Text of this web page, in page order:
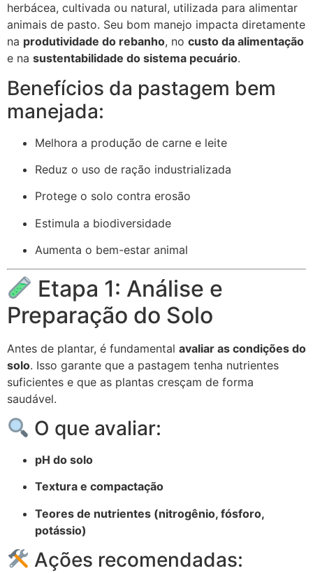
herbácea, cultivada ou natural, utilizada para alimentar
animais de pasto. Seu bom manejo impacta diretamente
na produtividade do rebanho, no custo da alimentação
e na sustentabilidade do sistema pecuário.
Benefícios da pastagem bem
manejada:
Melhora a produção de carne e leite
Reduz o uso de ração industrializada
Protege o solo contra erosão
Estimula a biodiversidade
Aumenta o bem-estar animal
Etapa 1: Análise e
Preparação do Solo
Antes de plantar, é fundamental avaliar as condições do
solo. Isso garante que a pastagem tenha nutrientes
suficientes e que as plantas cresçam de forma
saudável.
O que avaliar:
pH do solo
Textura e compactação
Teores de nutrientes (nitrogênio, fósforo,
potássio)
Ações recomendadas: